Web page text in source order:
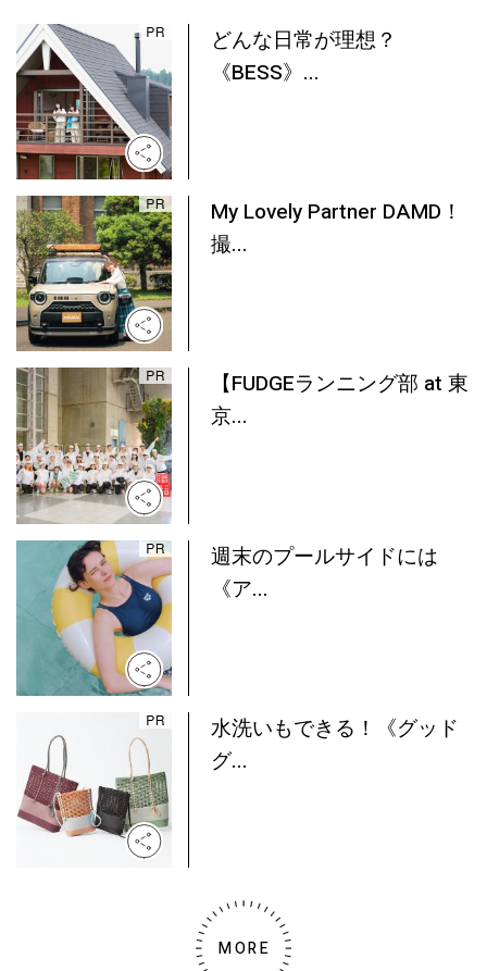
どんな日常が理想？
《BESS》...
My Lovely Partner DAMD！
撮...
【FUDGEランニング部 at 東
京...
週末のプールサイドには
《ア...
水洗いもできる！《グッド
グ...
MORE